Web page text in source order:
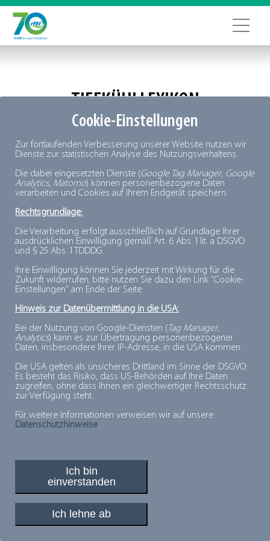
Cookie-Einstellungen
Zur fortlaufenden Verbesserung unserer Website nutzen wir
Dienste zur statistischen Analyse des Nutzungsverhaltens.
Die dabei eingesetzten Dienste (Google Tag Manager, Google
Analytics, Matomo) können personenbezogene Daten
verarbeiten und Cookies auf Ihrem Endgerät speichern.
Rechtsgrundlage:
Die Verarbeitung erfolgt ausschließlich auf Grundlage Ihrer
ausdrücklichen Einwilligung gemäß Art. 6 Abs. 1 lit. a DSGVO
und § 25 Abs. 1 TDDDG.
Ihre Einwilligung können Sie jederzeit mit Wirkung für die
Zukunft widerrufen; bitte nutzen Sie dazu den Link "Cookie-
Einstellungen" am Ende der Seite.
Hinweis zur Datenübermittlung in die USA:
Bei der Nutzung von Google-Diensten (Tag Manager,
Analytics) kann es zur Übertragung personenbezogener
Daten, insbesondere Ihrer IP-Adresse, in die USA kommen.
Die USA gelten als unsicheres Drittland im Sinne der DSGVO:
Es besteht das Risiko, dass US-Behörden auf Ihre Daten
zugreifen, ohne dass Ihnen ein gleichwertiger Rechtsschutz
zur Verfügung steht.
Für weitere Informationen verweisen wir auf unsere
Datenschutzhinweise.
Ich bin
einverstanden
Ich lehne ab
TIEFKÜHLLEXIKON
U V W X Y Z
Portionieren
Beschreibung:
Immer mehrTiefkühlproduktewerden in
unterschiedlichen Packungsgrößen oder als
sogenannte Pellets angeboten. So können
Verbraucher die benötigte Menge – je nach
Bedarf – entnehmen und zubereiten.
© 2026, Deutsches Tiefkühlinstitut e.V.